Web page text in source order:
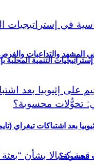
المشهد والتداعيات
محسوبة؟
التنمية المحلية
بعد اشتباكات تيغراي